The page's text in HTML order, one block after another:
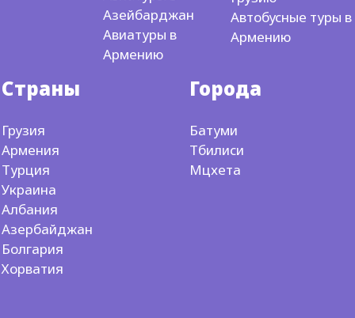
Азейбарджан
Авиатуры в
Армению
Автобусные туры в
Армению
Страны
Грузия
Армения
Турция
Украина
Албания
Азербайджан
Болгария
Хорватия
Города
Батуми
Тбилиси
Мцхета